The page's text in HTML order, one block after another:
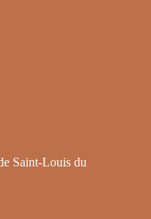
Saint-Louis du